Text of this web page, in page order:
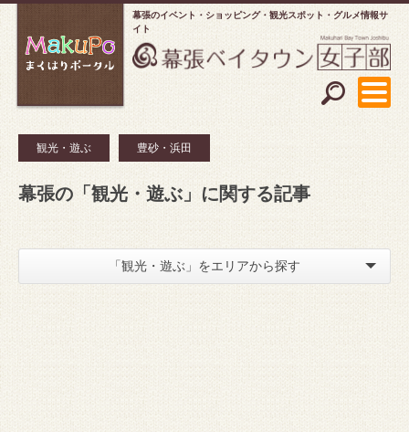
幕張のイベント・ショッピング
観光スポット・グルメ情報サ
イト
観光・遊ぶ 豊砂・浜田
幕張の「観光・遊ぶ」に関する記事
「観光・遊ぶ」をエリアから探す